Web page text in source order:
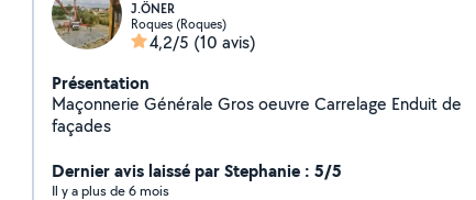
J.ÖNER
Roques (Roques)
4,2/5 (10 avis)
Présentation
Maçonnerie Générale Gros oeuvre Carrelage Enduit de
façades
Dernier avis laissé par Stephanie : 5/5
Il y a plus de 6 mois